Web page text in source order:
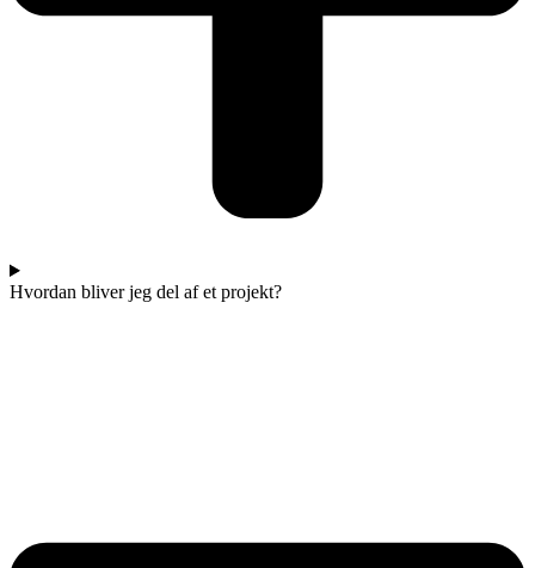
Hvordan bliver jeg del af et projekt?